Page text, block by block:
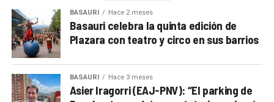
BASAURI Hace 2 meses
Basauri celebra la quinta edición de
Plazara con teatro y circo en sus barrios
BASAURI Hace 3 meses
Asier Iragorri (EAJ-PNV): “El parking de